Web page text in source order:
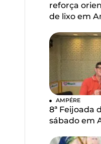
reforça
de lixo em
AMPÉRE
8ª Feijoada
sábado em